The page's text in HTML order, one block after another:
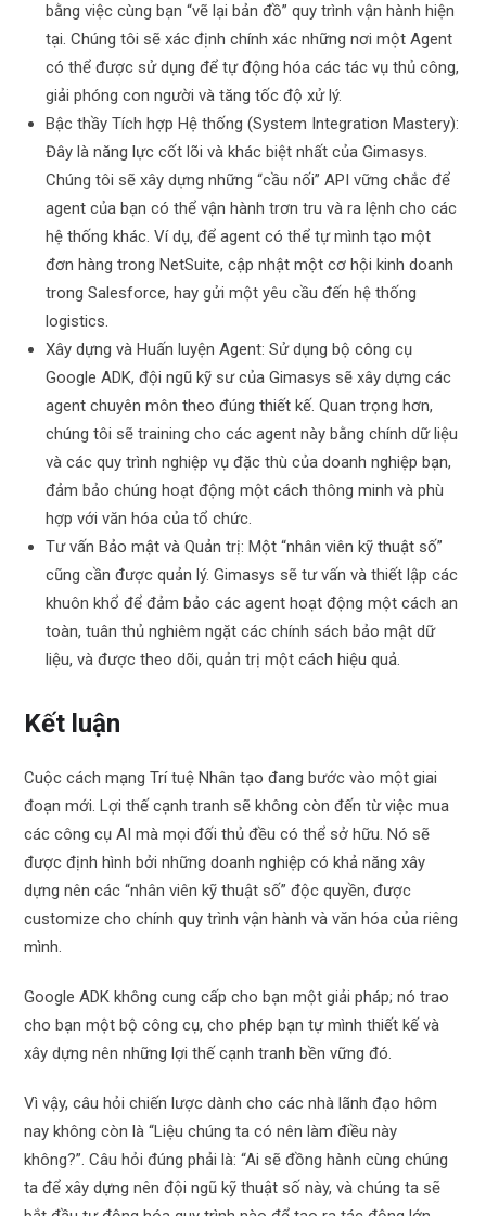
bằng việc cùng bạn “vẽ lại bản đồ” quy trình vận hành hiện
tại. Chúng tôi sẽ xác định chính xác những nơi một Agent
có thể được sử dụng để tự động hóa các tác vụ thủ công,
giải phóng con người và tăng tốc độ xử lý.
Bậc thầy Tích hợp Hệ thống (System Integration Mastery):
Đây là năng lực cốt lõi và khác biệt nhất của Gimasys.
Chúng tôi sẽ xây dựng những “cầu nối” API vững chắc để
agent của bạn có thể vận hành trơn tru và ra lệnh cho các
hệ thống khác. Ví dụ, để agent có thể tự mình tạo một
đơn hàng trong NetSuite, cập nhật một cơ hội kinh doanh
trong Salesforce, hay gửi một yêu cầu đến hệ thống
logistics.
Xây dựng và Huấn luyện Agent: Sử dụng bộ công cụ
Google ADK, đội ngũ kỹ sư của Gimasys sẽ xây dựng các
agent chuyên môn theo đúng thiết kế. Quan trọng hơn,
chúng tôi sẽ training cho các agent này bằng chính dữ liệu
và các quy trình nghiệp vụ đặc thù của doanh nghiệp bạn,
đảm bảo chúng hoạt động một cách thông minh và phù
hợp với văn hóa của tổ chức.
Tư vấn Bảo mật và Quản trị: Một “nhân viên kỹ thuật số”
cũng cần được quản lý. Gimasys sẽ tư vấn và thiết lập các
khuôn khổ để đảm bảo các agent hoạt động một cách an
toàn, tuân thủ nghiêm ngặt các chính sách bảo mật dữ
liệu, và được theo dõi, quản trị một cách hiệu quả.
Kết luận
Cuộc cách mạng Trí tuệ Nhân tạo đang bước vào một giai
đoạn mới. Lợi thế cạnh tranh sẽ không còn đến từ việc mua
các công cụ AI mà mọi đối thủ đều có thể sở hữu. Nó sẽ
được định hình bởi những doanh nghiệp có khả năng xây
dựng nên các “nhân viên kỹ thuật số” độc quyền, được
customize cho chính quy trình vận hành và văn hóa của riêng
mình.
Google ADK không cung cấp cho bạn một giải pháp; nó trao
cho bạn một bộ công cụ, cho phép bạn tự mình thiết kế và
xây dựng nên những lợi thế cạnh tranh bền vững đó.
Vì vậy, câu hỏi chiến lược dành cho các nhà lãnh đạo hôm
nay không còn là “Liệu chúng ta có nên làm điều này
không?”. Câu hỏi đúng phải là: “Ai sẽ đồng hành cùng chúng
ta để xây dựng nên đội ngũ kỹ thuật số này, và chúng ta sẽ